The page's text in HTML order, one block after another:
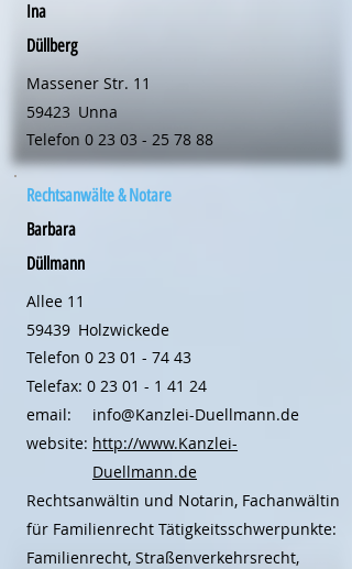
Ina
Düllberg
Massener Str. 11
59423 Unna
Telefon 0 23 03 - 25 78 88
Rechtsanwälte & Notare
Barbara
Düllmann
Allee 11
59439 Holzwickede
Telefon 0 23 01 - 74 43
Telefax: 0 23 01 - 1 41 24
email:
website:
info@Kanzlei-Duellmann.de
http://www.Kanzlei-
Duellmann.de
Rechtsanwältin und Notarin, Fachanwältin
für Familienrecht Tätigkeitsschwerpunkte:
Familienrecht, Straßenverkehrsrecht,